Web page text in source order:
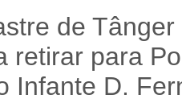
de
retirar para
Infante D.